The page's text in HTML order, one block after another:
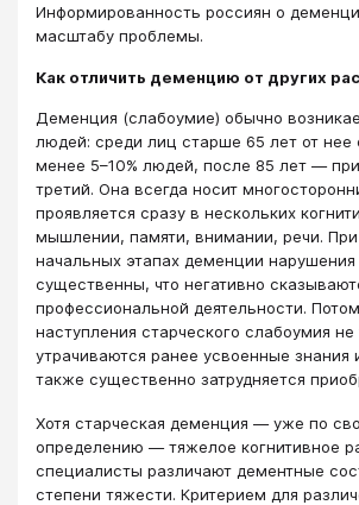
Информированность россиян о
масштабу проблемы.
Как отличить деменцию от других
Деменция (слабоумие) обычно
людей: среди лиц старше 65 лет от нее
менее 5–10% людей, после 85 лет —
третий. Она всегда носит
проявляется сразу в нескольких
мышлении, памяти, внимании, речи.
начальных этапах деменции нарушения
существенны, что негативно
профессиональной деятельности.
наступления старческого слабоумия не
утрачиваются ранее усвоенные знания
также ­существенно затрудняется
Хотя старческая деменция ― уже по
определению ― тяжелое когнитивное
специалисты различают дементные
степени тяжести. Критерием для